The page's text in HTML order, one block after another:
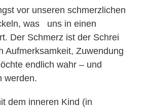
vor unseren schmerzlichen
was uns in einen
Der Schmerz ist der Schrei
Aufmerksamkeit, Zuwendung
endlich wahr – und
werden.
dem inneren Kind (in